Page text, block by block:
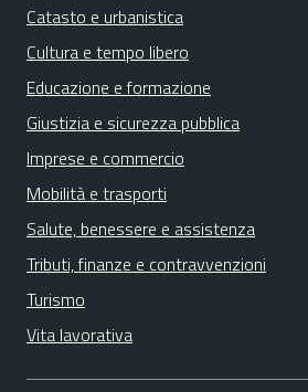
Catasto e urbanistica
Cultura e tempo libero
Educazione e formazione
Giustizia e sicurezza pubblica
Imprese e commercio
Mobilità e trasporti
Salute, benessere e assistenza
Tributi, finanze e contravvenzioni
Turismo
Vita lavorativa